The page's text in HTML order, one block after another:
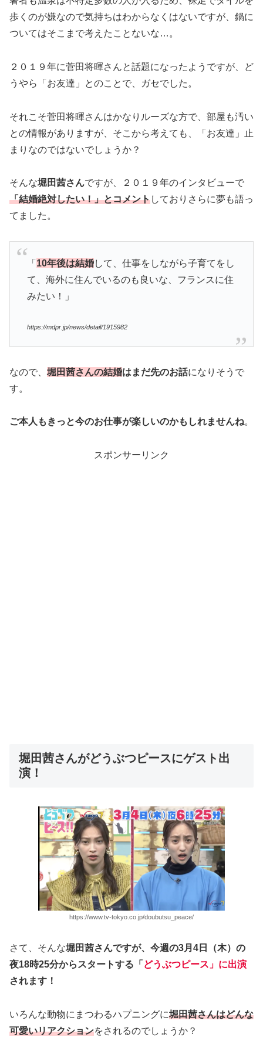
歩くのが嫌なので気持ちはわからなくはないですが、鍋に
ついてはそこまで考えたことないな…。
２０１９年に菅田将暉さんと話題になったようですが、ど
うやら「お友達」とのことで、ガセでした。
それこそ菅田将暉さんはかなりルーズな方で、部屋も汚い
との情報がありますが、そこから考えても、「お友達」止
まりなのではないでしょうか？
そんな堀田茜さんですが、２０１９年のインタビューで
「結婚絶対したい！」とコメントしておりさらに夢も語っ
てました。
「 10年後は結婚して、仕事をしながら子育てをし
て、海外に住んでいるのも良いな、フランスに住
みたい！」
https://mdpr.jp/news/detail/1915982
なので、 堀田茜さんの結婚はまだ先のお話になりそうで
す。
ご本人もきっと今のお仕事が楽しいのかもしれませんね。
スポンサーリンク
堀田茜さんがどうぶつピースにゲスト出
演！
https://www.tv-tokyo.co.jp/doubutsu_peace/
さて、そんな堀田茜さんですが、今週の3月4日（木）の
夜18時25分からスタートする「 どうぶつピース」に出演
されます！
いろんな動物にまつわるハプニングに堀田茜さんはどんな
可愛いリアクションをされるのでしょうか？